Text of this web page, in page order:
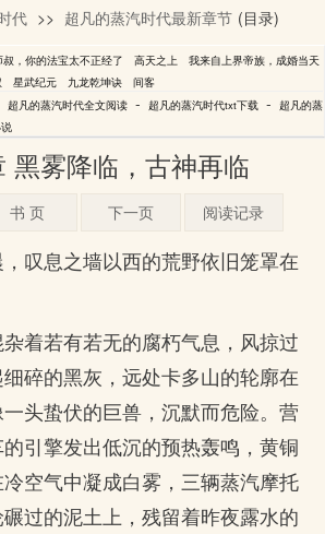
代 >> 超凡的蒸汽时代最新章节 (目录)
叔，你的法宝太不正经了 高天之上
我来自上界帝族，成婚当天
星武纪元 九龙乾坤诀
间客
超凡的蒸汽时代全文阅读 - 超凡的蒸汽时代txt下载 - 超凡的蒸
黑雾降临，古神再临
书 页 下一页 阅读记录
叹息之墙以西的荒野依旧笼罩在
着若有若无的腐朽气息，风掠过
碎的黑灰，远处卡多山的轮廓在
头蛰伏的巨兽，沉默而危险。营
引擎发出低沉的预热轰鸣，黄铜
空气中凝成白雾，三辆蒸汽摩托
过的泥土上，残留着昨夜露水的